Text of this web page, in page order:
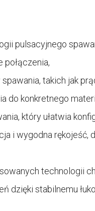
pulsacyjnego
połączenia,
takich jak
do konkretnego
który ułatwia
i wygodna rękojeść,
technologii
dzięki stabilnemu